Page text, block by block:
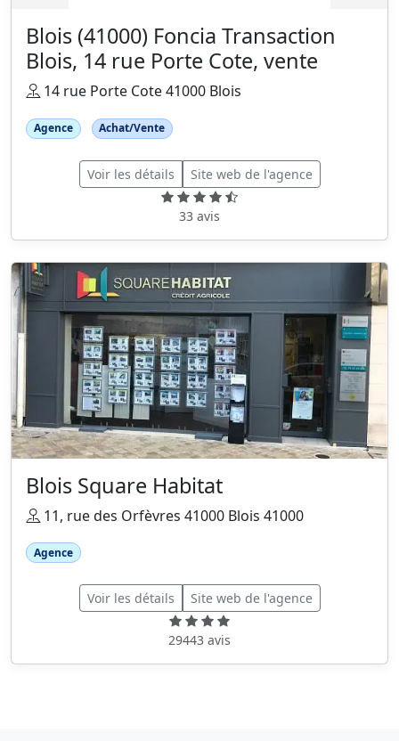
Blois (41000) Foncia Transaction
Blois, 14 rue Porte Cote, vente
14 rue Porte Cote 41000 Blois
Agence Achat/Vente
Voir les détails Site web de l'agence
33 avis
Blois Square Habitat
11, rue des Orfèvres 41000 Blois 41000
Agence
Voir les détails Site web de l'agence
29443 avis